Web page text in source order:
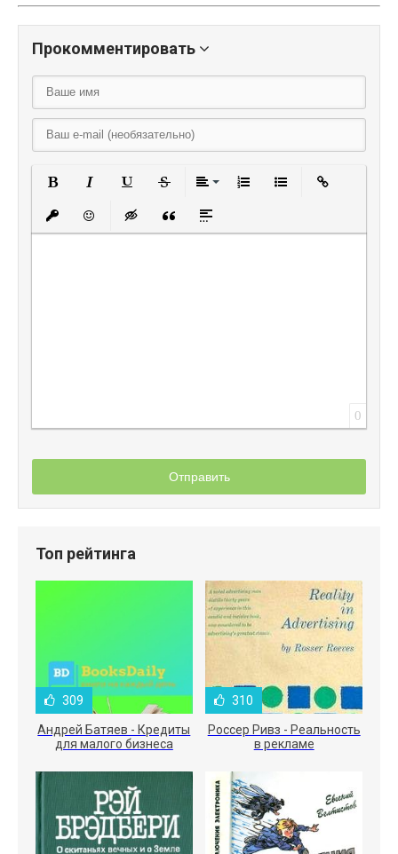
Прокомментировать
Вставить защищенную ссылку
Вставить смайлик
Вставка скрытого текста
Вставка цитаты
Вставка спойлера
0
Отправить
Топ рейтинга
309
Андрей Батяев - Кредиты
для малого бизнеса
310
Россер Ривз - Реальность
в рекламе